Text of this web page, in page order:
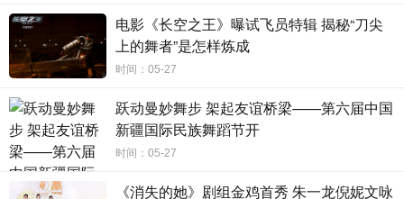
电影《长空之王》曝试飞员特辑 揭秘“刀尖
上的舞者”是怎样炼成
时间：05-27
跃动曼妙舞步 架起友谊桥梁——第六届中国
新疆国际民族舞蹈节开
时间：05-27
《消失的她》剧组金鸡首秀 朱一龙倪妮文咏